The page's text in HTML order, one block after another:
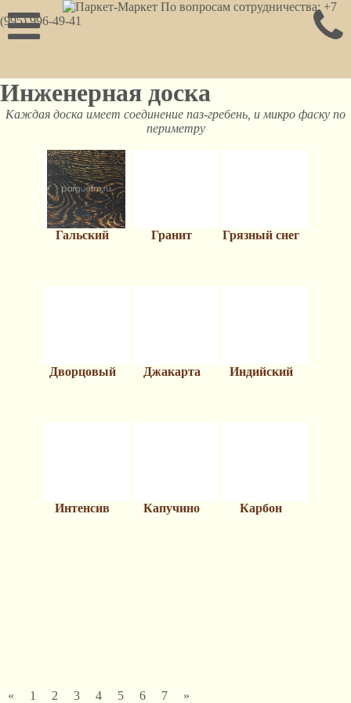
По вопросам сотрудничества: +7
(995) 996-49-41
Инженерная доска
Каждая доска имеет соединение паз-гребень, и микро фаску по
периметру
Гальский Гранит Грязный снег
Дворцовый Джакарта Индийский
Интенсив Капучино Карбон
« 1 2 3 4 5 6 7 »